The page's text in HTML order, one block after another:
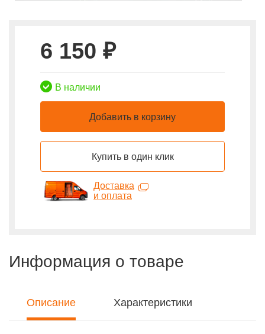
6 150 ₽
В наличии
Добавить в корзину
Купить в один клик
Доставка
и оплата
Информация о товаре
Описание Характеристики